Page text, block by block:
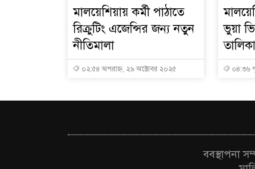
মালয়েশিয়ায় কর্মী পাঠাতে
রিক্রুটিং এজেন্সির জন্য নতুন
নীতিমালা
০২:৫৪ অপরাহ্ন, ২৯ অক্টোবর ২০২৫
ভুয়া
০৪:৩৬
ববস্থাপনা